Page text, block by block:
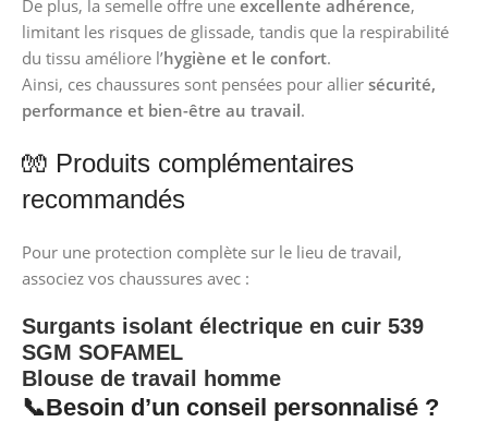
De plus, la semelle offre une excellente adhérence,
limitant les risques de glissade, tandis que la respirabilité
du tissu améliore l’hygiène et le confort.
Ainsi, ces chaussures sont pensées pour allier sécurité,
performance et bien-être au travail.
🧤 Produits complémentaires
recommandés
Pour une protection complète sur le lieu de travail,
associez vos chaussures avec :
Surgants isolant électrique en cuir 539
SGM SOFAMEL
Blouse de travail homme
📞Besoin d’un conseil personnalisé ?